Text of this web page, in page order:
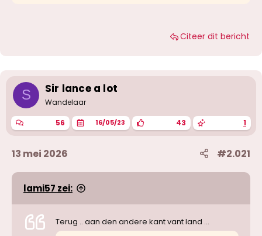
Citeer dit bericht
S Sir lance a lot
Wandelaar
56 16/05/23 43 1
13 mei 2026 #2.021
lami57 zei:
Terug .. aan den andere kant vant land …